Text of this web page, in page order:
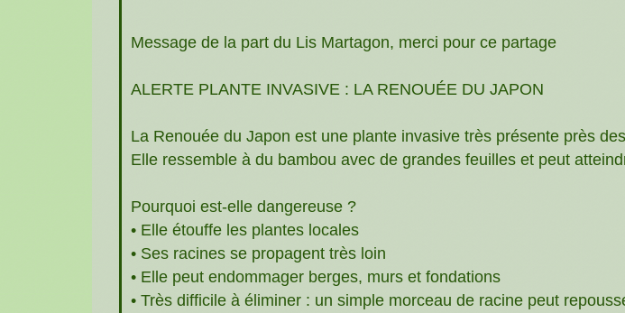
Message de la part du Lis Martagon, merci pour ce partage
ALERTE PLANTE INVASIVE : LA RENOUÉE DU JAPON
La Renouée du Japon est une plante invasive très présente près
Elle ressemble à du bambou avec de grandes feuilles et peut
Pourquoi est-elle dangereuse ?
• Elle étouffe les plantes locales
• Ses racines se propagent très loin
• Elle peut endommager berges, murs et fondations
• Très difficile à éliminer : un simple morceau de racine peut